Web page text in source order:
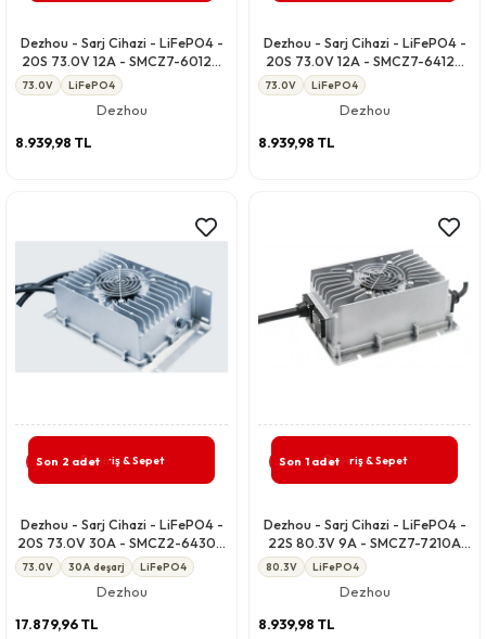
Dezhou - Sarj Cihazi - LiFePO4 -
20S 73.0V 12A - SMCZ7-6012A
IP67
73.0V LiFePO4
Dezhou
8.939,98 TL
Dezhou - Sarj Cihazi - LiFePO4 -
20S 73.0V 12A - SMCZ7-6412A
IP67
73.0V LiFePO4
Dezhou
8.939,98 TL
Son 2 adetGiriş & Sepet
Dezhou - Sarj Cihazi - LiFePO4 -
20S 73.0V 30A - SMCZ2-6430A
CCCV
73.0V 30A deşarj LiFePO4
Dezhou
17.879,96 TL
Son 1 adetGiriş & Sepet
Dezhou - Sarj Cihazi - LiFePO4 -
22S 80.3V 9A - SMCZ7-7210A
(24S Ayarlanır)
80.3V LiFePO4
Dezhou
8.939,98 TL